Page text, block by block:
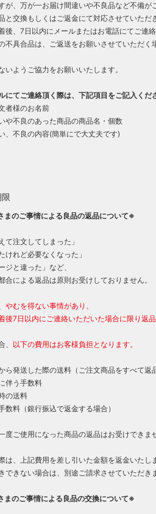
が、万が一お届け間違いや不良品など不備が
と交換もしくはご返金にて対応させていただ
後、7日以内にメールまたはお電話にてご連絡
不具合品は、ご返送をお願いさせていただく
いようご協力をお願いいたします。
にてご連絡頂く際は、下記項目をご記入くだ
者様のお名前
や不良のあった商品の商品名・個数
、不良の内容(簡単にで大丈夫です)
まのご事情による良品の返品について※
て注文してしまった」
けれど必要なくなった」
ジと違った」など、
合による返品は原則お受けしておりません。
やむを得ない事情があり、
後7日以内にご連絡いただいた場合に限り返品
、 以下の費用はお客様負担となります。
ら発送した際の送料（ご注文商品をすべて返
伴う手数料
の送料
数料（銀行振込で返金する場合）
度ご使用になった商品の返品はお受けできま
は、上記費用を差し引いた金額を返金いたし
できない場合は、別途ご請求させていただき
まのご事情による良品の交換について※